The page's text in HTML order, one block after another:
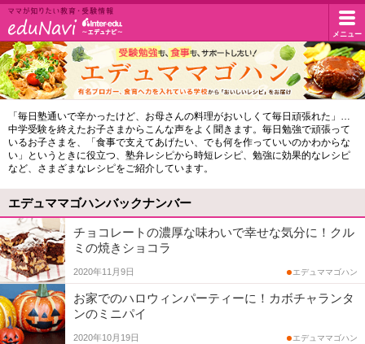
イ
ン
タ
ー
エ
デ
ュ・
ド
ッ
マ
マ
が
知
り
た
い
教
育・
受
験
情
報
メニュー
エ
デ
ュ
マ
マ
ゴ
ハ
ン
「毎日塾通いで辛かったけど、お母さんの料理がおいしくて毎日頑張れた」…
中学受験を終えたお子さまからこんな声をよく聞きます。毎日勉強で頑張って
いるお子さまを、「食事で支えてあげたい、でも何を作っていいのかわからな
い」というときに役立つ、塾弁レシピから時短レシピ、勉強に効果的なレシピ
など、さまざまなレシピをご紹介しています。
エデュママゴハンバックナンバー
チョコレートの濃厚な味わいで幸せな気分に！クル
ミの焼きショコラ
2020年11月9日 エデュママゴハン
お家でのハロウィンパーティーに！カボチャランタ
ンのミニパイ
2020年10月19日 エデュママゴハン